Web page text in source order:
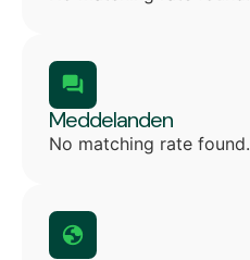
Meddelanden
No matching rate found.